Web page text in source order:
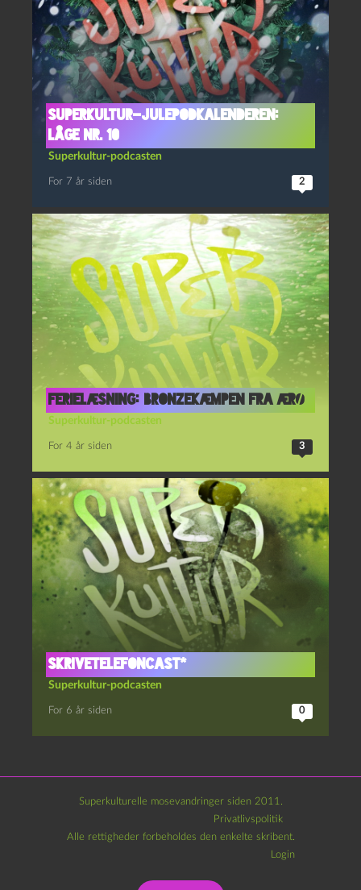
Superkultur-julepodkalenderen:
Låge nr. 10
Superkultur-podcasten
For 7 år siden 2
Ferielæsning: Bronzekæmpen fra Ærø
Superkultur-podcasten
For 4 år siden 3
Skrivetelefoncast*
Superkultur-podcasten
For 6 år siden 0
Superkulturelle mosevandringer siden 2011.
Privatlivspolitik
Alle rettigheder forbeholdes den enkelte skribent.
Login